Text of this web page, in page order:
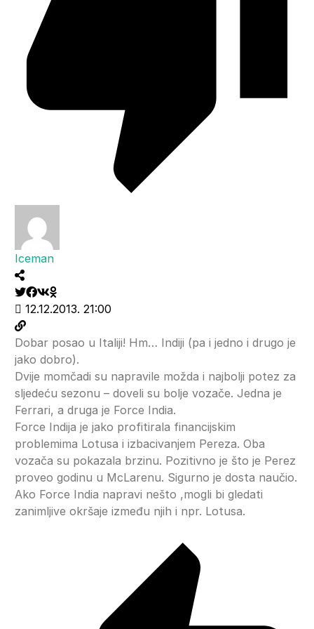
Iceman
12.12.2013. 21:00
Dobar posao u Italiji! Hm… Indiji (pa i jedno i drugo je
jako dobro).
Dvije momčadi su napravile možda i najbolji potez za
sljedeću sezonu – doveli su bolje vozače. Jedna je
Ferrari, a druga je Force India.
Force Indija je jako profitirala financijskim
problemima Lotusa i izbacivanjem Pereza. Oba
vozača su pokazala brzinu. Pozitivno je što je Perez
proveo godinu u McLarenu. Sigurno je dosta naučio.
Ako Force India napravi nešto ,mogli bi gledati
zanimljive okršaje između njih i npr. Lotusa.